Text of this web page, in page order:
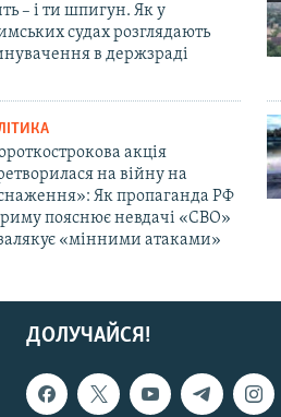
– і ти шпигун. Як у
судах розглядають
в держзраді
акція
на війну на
Як пропаганда РФ
пояснює невдачі «СВО»
«мінними атаками»
ДОЛУЧАЙСЯ!